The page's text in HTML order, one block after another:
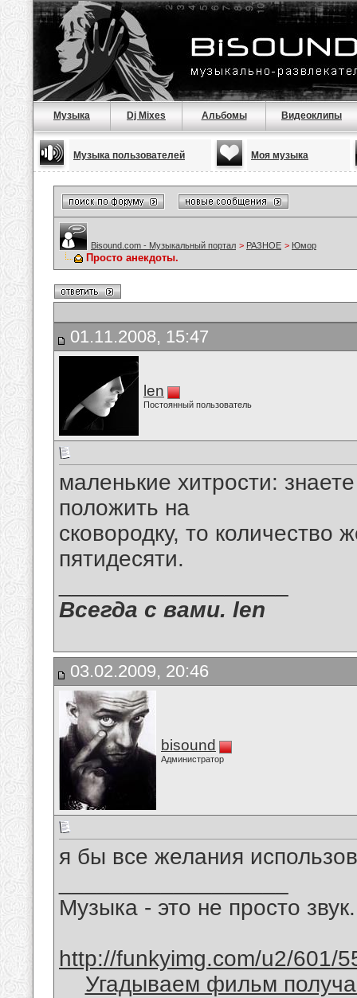
Музыка Dj Mixes Альбомы Видеоклипы
Музыка пользователей Моя музыка
Bisound.com - Музыкальный портал > РАЗНОЕ > Юмор
Просто анекдоты.
01.11.2008, 15:47
len
Постоянный пользователь
маленькие хитрости:
положить на
сковородку, то количество
пятидесяти.
Всегда с вами. len
03.02.2009, 20:46
bisound
Администратор
я бы все желания
Музыка - это не просто
http://funkyimg.com/u2/601/
Угадываем фильм